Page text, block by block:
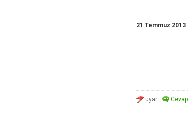
21 Temmuz 2013